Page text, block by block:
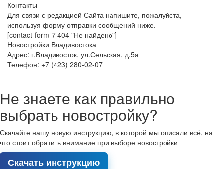
Контакты
Для связи с редакцией Сайта напишите, пожалуйста,
используя форму отправки сообщений ниже.
[contact-form-7 404 "Не найдено"]
Новостройки Владивостока
Адрес: г.Владивосток, ул.Сельская, д.5а
Телефон: +7 (423) 280-02-07
Не знаете как правильно
выбрать новостройку?
Скачайте нашу новую инструкцию, в которой мы описали всё, на
что стоит обратить внимание при выборе новостройки
Скачать инструкцию